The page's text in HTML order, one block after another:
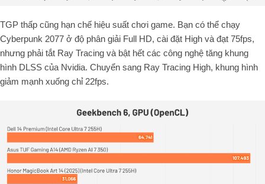
TGP thấp cũng hạn chế hiệu suất chơi game. Bạn có thể chạy
Cyberpunk 2077 ở độ phân giải Full HD, cài đặt High và đạt 75fps,
nhưng phải tắt Ray Tracing và bật hết các công nghệ tăng khung
hình DLSS của Nvidia. Chuyển sang Ray Tracing High, khung hình
giảm mạnh xuống chỉ 22fps.